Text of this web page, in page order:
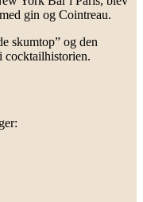
gin og Cointreau.
skumtop” og den
cocktailhistorien.